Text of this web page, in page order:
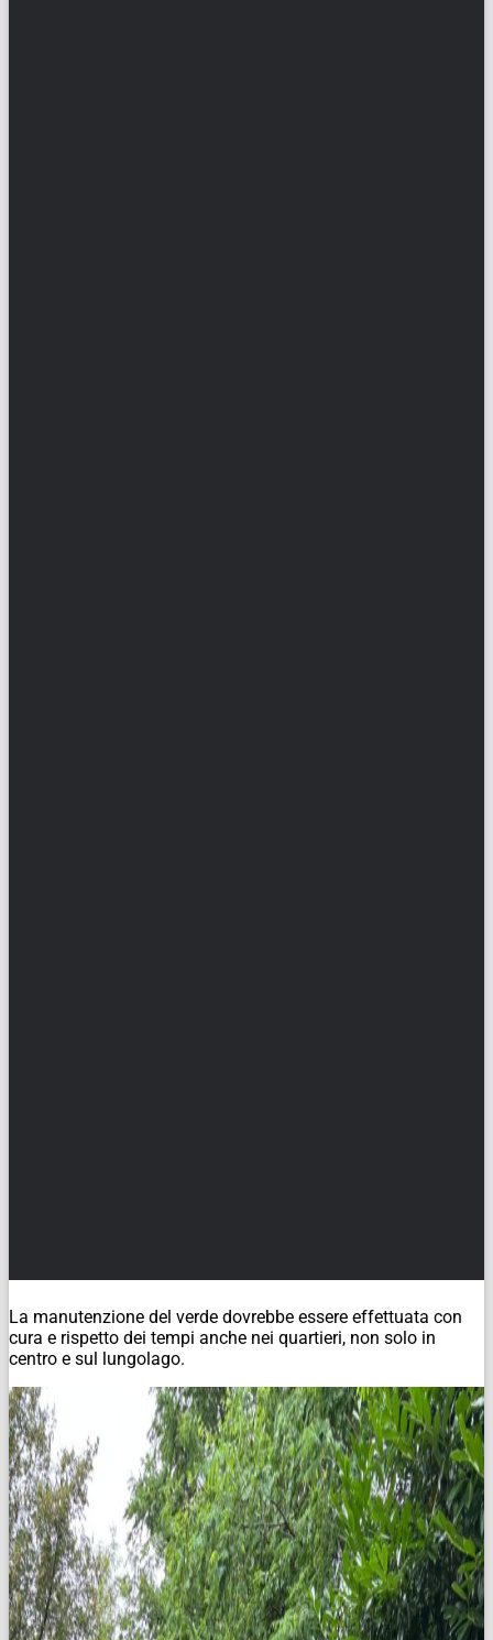
La manutenzione del verde dovrebbe essere effettuata con
cura e rispetto dei tempi anche nei quartieri, non solo in
centro e sul lungolago.